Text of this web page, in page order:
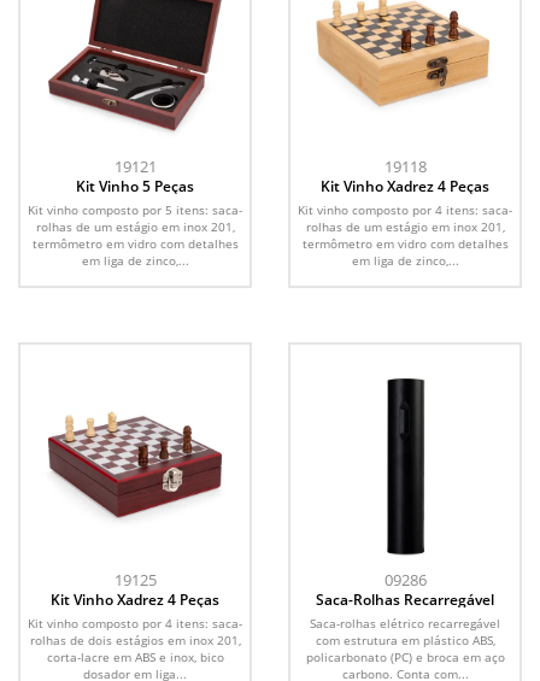
19121
Kit Vinho 5 Peças
Kit vinho composto por 5 itens: saca-
rolhas de um estágio em inox 201,
termômetro em vidro com detalhes
em liga de zinco,...
19118
Kit Vinho Xadrez 4 Peças
Kit vinho composto por 4 itens: saca-
rolhas de um estágio em inox 201,
termômetro em vidro com detalhes
em liga de zinco,...
19125
Kit Vinho Xadrez 4 Peças
Kit vinho composto por 4 itens: saca-
rolhas de dois estágios em inox 201,
corta-lacre em ABS e inox, bico
dosador em liga...
09286
Saca-Rolhas Recarregável
Saca-rolhas elétrico recarregável
com estrutura em plástico ABS,
policarbonato (PC) e broca em aço
carbono. Conta com...